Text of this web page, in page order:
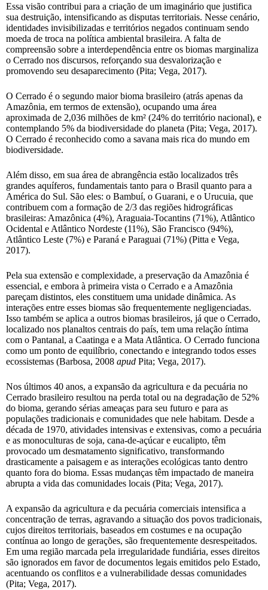
Essa visão contribui para a criação de um imaginário que justifica
sua destruição, intensificando as disputas territoriais. Nesse cenário,
identidades invisibilizadas e territórios negados continuam sendo
moeda de troca na política ambiental brasileira. A falta de
compreensão sobre a interdependência entre os biomas marginaliza
o Cerrado nos discursos, reforçando sua desvalorização e
promovendo seu desaparecimento (Pita; Vega, 2017).
O Cerrado é o segundo maior bioma brasileiro (atrás apenas da
Amazônia, em termos de extensão), ocupando uma área
aproximada de 2,036 milhões de km² (24% do território nacional), e
contemplando 5% da biodiversidade do planeta (Pita; Vega, 2017).
O Cerrado é reconhecido como a savana mais rica do mundo em
biodiversidade.
Além disso, em sua área de abrangência estão localizados três
grandes aquíferos, fundamentais tanto para o Brasil quanto para a
América do Sul. São eles: o Bambuí, o Guarani, e o Urucuia, que
contribuem com a formação de 2/3 das regiões hidrográficas
brasileiras: Amazônica (4%), Araguaia-Tocantins (71%), Atlântico
Ocidental e Atlântico Nordeste (11%), São Francisco (94%),
Atlântico Leste (7%) e Paraná e Paraguai (71%) (Pitta e Vega,
2017).
Pela sua extensão e complexidade, a preservação da Amazônia é
essencial, e embora à primeira vista o Cerrado e a Amazônia
pareçam distintos, eles constituem uma unidade dinâmica. As
interações entre esses biomas são frequentemente negligenciadas.
Isso também se aplica a outros biomas brasileiros, já que o Cerrado,
localizado nos planaltos centrais do país, tem uma relação íntima
com o Pantanal, a Caatinga e a Mata Atlântica. O Cerrado funciona
como um ponto de equilíbrio, conectando e integrando todos esses
ecossistemas (Barbosa, 2008 apud Pita; Vega, 2017).
Nos últimos 40 anos, a expansão da agricultura e da pecuária no
Cerrado brasileiro resultou na perda total ou na degradação de 52%
do bioma, gerando sérias ameaças para seu futuro e para as
populações tradicionais e comunidades que nele habitam. Desde a
década de 1970, atividades intensivas e extensivas, como a pecuária
e as monoculturas de soja, cana-de-açúcar e eucalipto, têm
provocado um desmatamento significativo, transformando
drasticamente a paisagem e as interações ecológicas tanto dentro
quanto fora do bioma. Essas mudanças têm impactado de maneira
abrupta a vida das comunidades locais (Pita; Vega, 2017).
A expansão da agricultura e da pecuária comerciais intensifica a
concentração de terras, agravando a situação dos povos tradicionais,
cujos direitos territoriais, baseados em costumes e na ocupação
contínua ao longo de gerações, são frequentemente desrespeitados.
Em uma região marcada pela irregularidade fundiária, esses direitos
são ignorados em favor de documentos legais emitidos pelo Estado,
acentuando os conflitos e a vulnerabilidade dessas comunidades
(Pita; Vega, 2017).